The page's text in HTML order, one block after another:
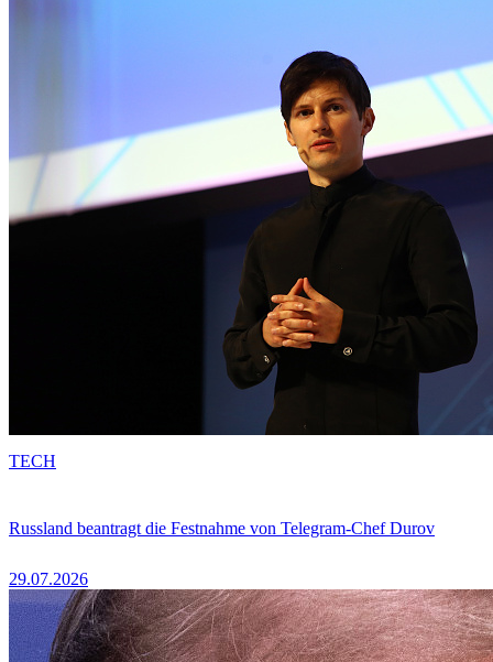
Russland beantragt die Festnahme von Telegram-Chef Durov
29.07.2026
TECH